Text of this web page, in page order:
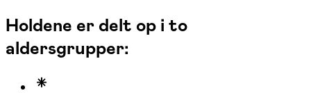
Holdene er delt op i to
aldersgrupper: